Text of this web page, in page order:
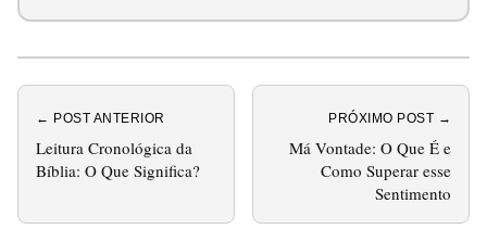
← POST ANTERIOR
Leitura Cronológica da
Bíblia: O Que Significa?
PRÓXIMO POST →
Má Vontade: O Que É e
Como Superar esse
Sentimento